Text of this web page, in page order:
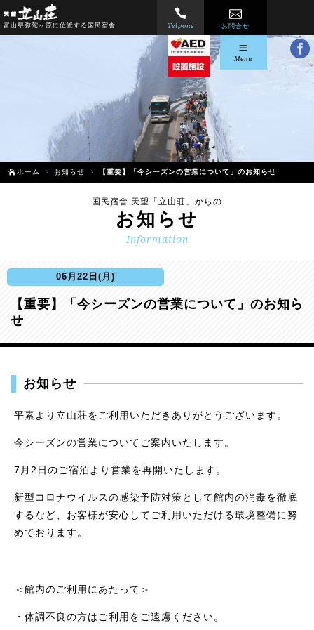
富山県弥陀ヶ原に位置する国民宿舎 Telpone お問合せ
Menu
ホーム お知らせ 【重要】「今シーズンの営業について」のお知らせ
国民宿舎 天望「立山荘」からの
お知らせ
Information
06月22日(月)
【重要】「今シーズンの営業について」のお知ら
せ
お知らせ
平素より立山荘をご利用いただきありがとうございます。
今シーズンの営業についてご案内いたします。
7月2日のご宿泊より営業を再開いたします。
新型コロナウイルスの感染予防対策として館内の消毒を徹底
するなど、お客様が安心してご利用いただける環境整備に努
めております。
＜館内のご利用にあたって＞
・体調不良の方はご利用をご遠慮ください。